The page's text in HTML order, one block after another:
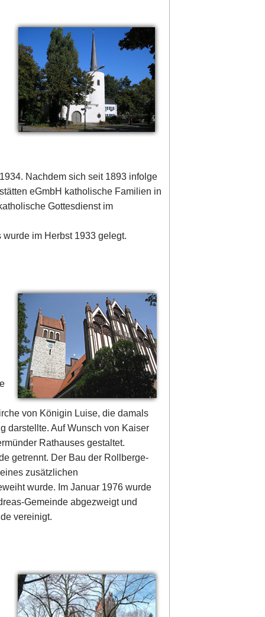
Nachdem sich seit 1893 infolge
eGmbH katholische Familien in
Gottesdienst im
im Herbst 1933 gelegt.
von Königin Luise, die damals
darstellte. Auf Wunsch von Kaiser
Rathauses gestaltet.
getrennt. Der Bau der Rollberge-
zusätzlichen
wurde. Im Januar 1976 wurde
Gemeinde abgezweigt und
vereinigt.